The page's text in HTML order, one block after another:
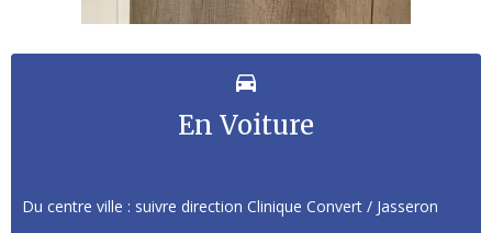
En Voiture
Du centre ville : suivre direction Clinique Convert / Jasseron